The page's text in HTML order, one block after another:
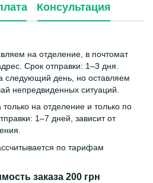
Консультация
на отделение, в почтомат
Срок отправки: 1–3 дня.
следующий день, но оставляем
непредвиденных ситуаций.
только на отделение и только по
1–7 дней, зависит от
по тарифам
заказа 200 грн